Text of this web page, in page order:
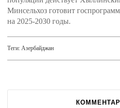
Минсельхоз готовит
на 2025-2030 годы.
Теги: Азербайджан